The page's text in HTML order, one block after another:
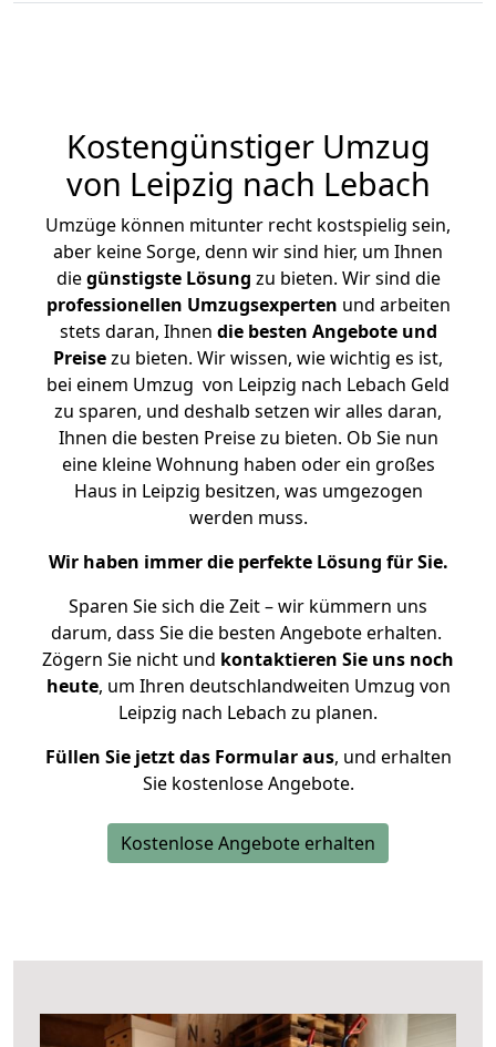
Kostengünstiger Umzug
von Leipzig nach Lebach
Umzüge können mitunter recht kostspielig sein,
aber keine Sorge, denn wir sind hier, um Ihnen
diegünstigste Lösung zu bieten. Wir sind die
professionellen Umzugsexperten und arbeiten
stets daran, Ihnen die besten Angebote und
Preisezu bieten. Wir wissen, wie wichtig es ist,
bei einem Umzug von Leipzig nach Lebach Geld
zu sparen, und deshalb setzen wir alles daran,
Ihnen die besten Preise zu bieten. Ob Sie nun
eine kleine Wohnung haben oder ein großes
Haus in Leipzig besitzen, was umgezogen
werden muss.
Wir haben immer die perfekte Lösung für Sie.
Sparen Sie sich die Zeit – wir kümmern uns
darum, dass Sie die besten Angebote erhalten.
Zögern Sie nicht und kontaktieren Sie uns noch
heute, um Ihren deutschlandweiten Umzug von
Leipzig nach Lebach zu planen.
Füllen Sie jetzt das Formular aus, und erhalten
Sie kostenlose Angebote.
Kostenlose Angebote erhalten